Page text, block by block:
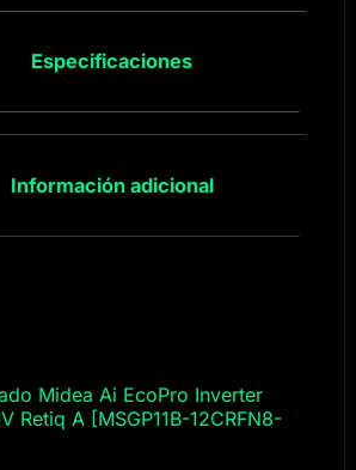
Especificaciones
Información adicional
Midea Ai EcoPro Inverter
Retiq A [MSGP11B-12CRFN8-